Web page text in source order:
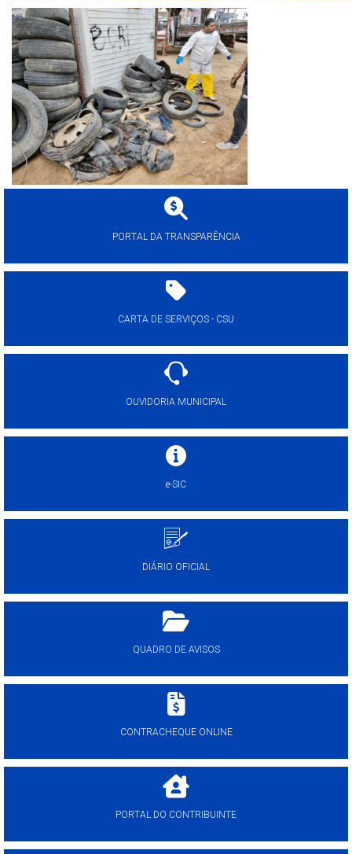
PORTAL DA TRANSPARÊNCIA
CARTA DE SERVIÇOS - CSU
OUVIDORIA MUNICIPAL
e-SIC
DIÁRIO OFICIAL
QUADRO DE AVISOS
CONTRACHEQUE ONLINE
PORTAL DO CONTRIBUINTE